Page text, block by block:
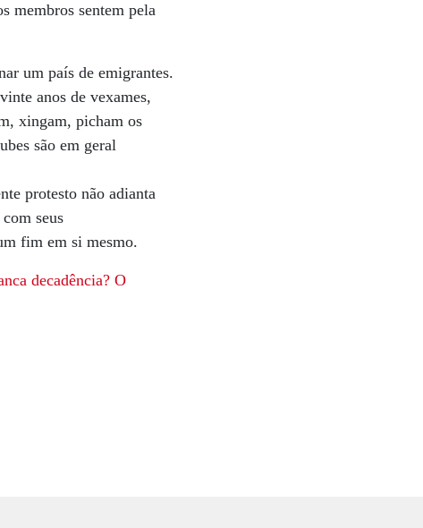
membros sentem pela
um país de emigrantes.
anos de vexames,
xingam, picham os
são em geral
protesto não adianta
seus
fim em si mesmo.
decadência?O